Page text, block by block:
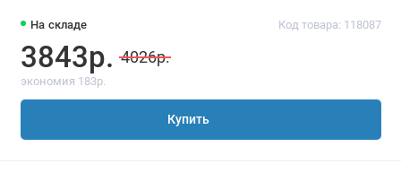
На складе Код товара: 118087
3843р. 4026р.
экономия 183р.
Купить